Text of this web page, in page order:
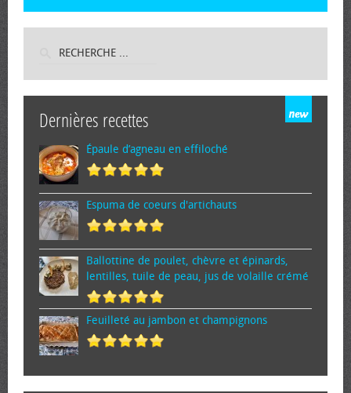
Dernières recettes
Épaule d’agneau en effiloché
Espuma de cœurs d'artichauts
Ballottine de poulet, chèvre et épinards,
lentilles, tuile de peau, jus de volaille crémé
Feuilleté au jambon et champignons